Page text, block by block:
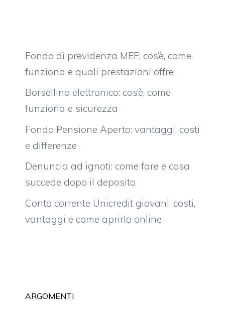
Fondo di previdenza MEF: cos’è, come
funziona e quali prestazioni offre
Borsellino elettronico: cos’è, come
funziona e sicurezza
Fondo Pensione Aperto: vantaggi, costi
e differenze
Denuncia ad ignoti: come fare e cosa
succede dopo il deposito
Conto corrente Unicredit giovani: costi,
vantaggi e come aprirlo online
ARGOMENTI